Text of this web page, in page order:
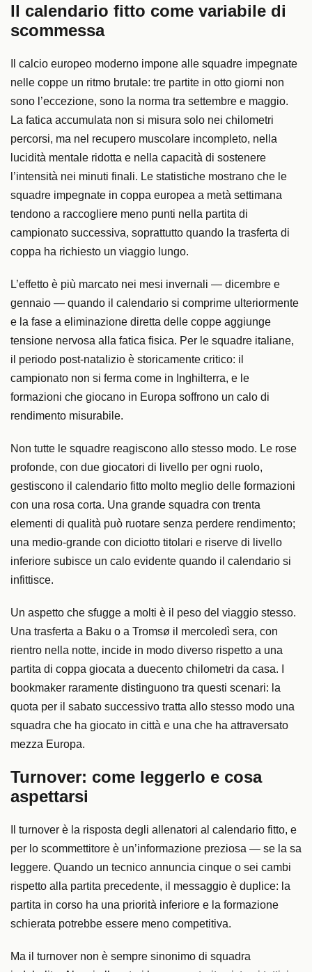
Il calendario fitto come variabile di
scommessa
Il calcio europeo moderno impone alle squadre impegnate
nelle coppe un ritmo brutale: tre partite in otto giorni non
sono l’eccezione, sono la norma tra settembre e maggio.
La fatica accumulata non si misura solo nei chilometri
percorsi, ma nel recupero muscolare incompleto, nella
lucidità mentale ridotta e nella capacità di sostenere
l’intensità nei minuti finali. Le statistiche mostrano che le
squadre impegnate in coppa europea a metà settimana
tendono a raccogliere meno punti nella partita di
campionato successiva, soprattutto quando la trasferta di
coppa ha richiesto un viaggio lungo.
L’effetto è più marcato nei mesi invernali — dicembre e
gennaio — quando il calendario si comprime ulteriormente
e la fase a eliminazione diretta delle coppe aggiunge
tensione nervosa alla fatica fisica. Per le squadre italiane,
il periodo post-natalizio è storicamente critico: il
campionato non si ferma come in Inghilterra, e le
formazioni che giocano in Europa soffrono un calo di
rendimento misurabile.
Non tutte le squadre reagiscono allo stesso modo. Le rose
profonde, con due giocatori di livello per ogni ruolo,
gestiscono il calendario fitto molto meglio delle formazioni
con una rosa corta. Una grande squadra con trenta
elementi di qualità può ruotare senza perdere rendimento;
una medio-grande con diciotto titolari e riserve di livello
inferiore subisce un calo evidente quando il calendario si
infittisce.
Un aspetto che sfugge a molti è il peso del viaggio stesso.
Una trasferta a Baku o a Tromsø il mercoledì sera, con
rientro nella notte, incide in modo diverso rispetto a una
partita di coppa giocata a duecento chilometri da casa. I
bookmaker raramente distinguono tra questi scenari: la
quota per il sabato successivo tratta allo stesso modo una
squadra che ha giocato in città e una che ha attraversato
mezza Europa.
Turnover: come leggerlo e cosa
aspettarsi
Il turnover è la risposta degli allenatori al calendario fitto, e
per lo scommettitore è un’informazione preziosa — se la sa
leggere. Quando un tecnico annuncia cinque o sei cambi
rispetto alla partita precedente, il messaggio è duplice: la
partita in corso ha una priorità inferiore e la formazione
schierata potrebbe essere meno competitiva.
Ma il turnover non è sempre sinonimo di squadra